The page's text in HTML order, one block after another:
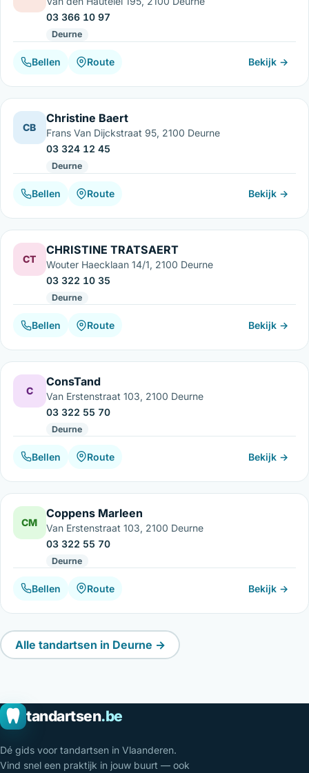
03 366 10 97
Deurne
Bellen Route Bekijk →
CB
Christine Baert
Frans Van Dijckstraat 95, 2100 Deurne
03 324 12 45
Deurne
Bellen Route Bekijk →
CT
CHRISTINE TRATSAERT
Wouter Haecklaan 14/1, 2100 Deurne
03 322 10 35
Deurne
Bellen Route Bekijk →
C
ConsTand
Van Erstenstraat 103, 2100 Deurne
03 322 55 70
Deurne
Bellen Route Bekijk →
CM
Coppens Marleen
Van Erstenstraat 103, 2100 Deurne
03 322 55 70
Deurne
Bellen Route Bekijk →
Alle tandartsen in Deurne →
tandartsen.be
Dé gids voor tandartsen in Vlaanderen.
Vind snel een praktijk in jouw buurt — ook